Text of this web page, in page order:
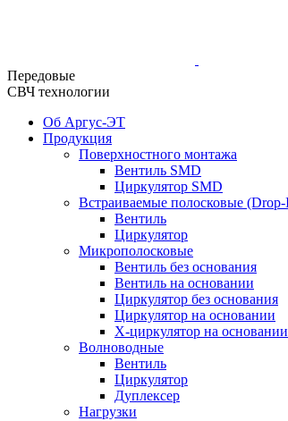
Передовые
СВЧ технологии
Об Аргус-ЭТ
Продукция
Поверхностного монтажа
Вентиль SMD
Циркулятор SMD
Встраиваемые полосковые
Вентиль
Циркулятор
Микрополосковые
Вентиль без основания
Вентиль на основании
Циркулятор без основания
Циркулятор на основании
Х-циркулятор на основании
Волноводные
Вентиль
Циркулятор
Дуплексер
Нагрузки